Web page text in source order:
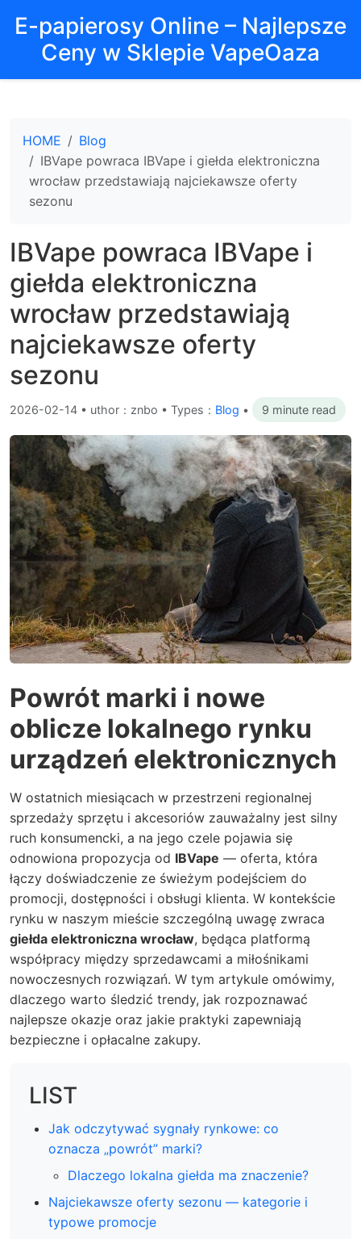
E-papierosy Online – Najlepsze
Ceny w Sklepie VapeOaza
HOME
Blog
IBVape powraca IBVape i giełda elektroniczna
wrocław przedstawiają najciekawsze oferty
sezonu
IBVape powraca IBVape i
giełda elektroniczna
wrocław przedstawiają
najciekawsze oferty
sezonu
2026-02-14 • uthor：znbo • Types： Blog • 9 minute read
Powrót marki i nowe
oblicze lokalnego rynku
urządzeń elektronicznych
W ostatnich miesiącach w przestrzeni regionalnej
sprzedaży sprzętu i akcesoriów zauważalny jest silny
ruch konsumencki, a na jego czele pojawia się
odnowiona propozycja od IBVape — oferta, która
łączy doświadczenie ze świeżym podejściem do
promocji, dostępności i obsługi klienta. W kontekście
rynku w naszym mieście szczególną uwagę zwraca
giełda elektroniczna wrocław, będąca platformą
współpracy między sprzedawcami a miłośnikami
nowoczesnych rozwiązań. W tym artykule omówimy,
dlaczego warto śledzić trendy, jak rozpoznawać
najlepsze okazje oraz jakie praktyki zapewniają
bezpieczne i opłacalne zakupy.
LIST
Jak odczytywać sygnały rynkowe: co
oznacza „powrót” marki?
Dlaczego lokalna giełda ma znaczenie?
Najciekawsze oferty sezonu — kategorie i
typowe promocje